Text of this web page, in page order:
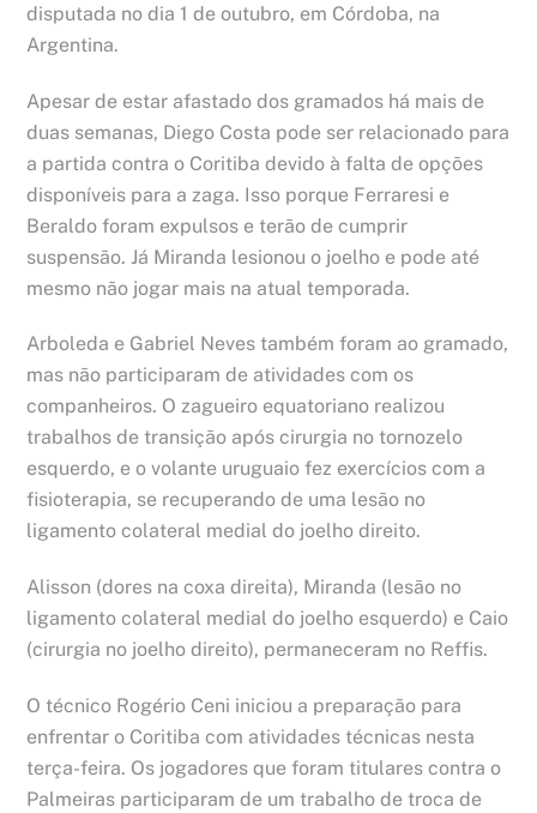
disputada no dia 1 de outubro, em Córdoba, na
Argentina.
Apesar de estar afastado dos gramados há mais de
duas semanas, Diego Costa pode ser relacionado para
a partida contra o Coritiba devido à falta de opções
disponíveis para a zaga. Isso porque Ferraresi e
Beraldo foram expulsos e terão de cumprir
suspensão. Já Miranda lesionou o joelho e pode até
mesmo não jogar mais na atual temporada.
Arboleda e Gabriel Neves também foram ao gramado,
mas não participaram de atividades com os
companheiros. O zagueiro equatoriano realizou
trabalhos de transição após cirurgia no tornozelo
esquerdo, e o volante uruguaio fez exercícios com a
fisioterapia, se recuperando de uma lesão no
ligamento colateral medial do joelho direito.
Alisson (dores na coxa direita), Miranda (lesão no
ligamento colateral medial do joelho esquerdo) e Caio
(cirurgia no joelho direito), permaneceram no Reffis.
O técnico Rogério Ceni iniciou a preparação para
enfrentar o Coritiba com atividades técnicas nesta
terça-feira. Os jogadores que foram titulares contra o
Palmeiras participaram de um trabalho de troca de